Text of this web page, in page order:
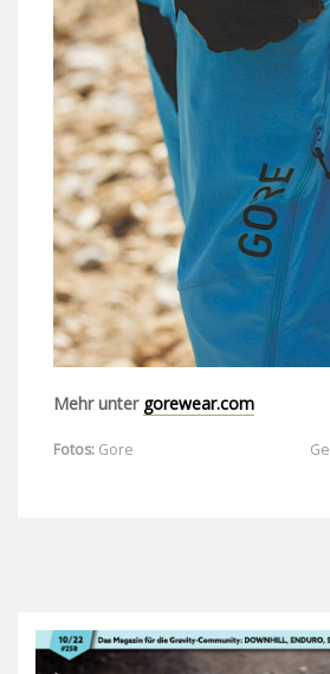
Mehr unter gorewear.com
Fotos: Gore